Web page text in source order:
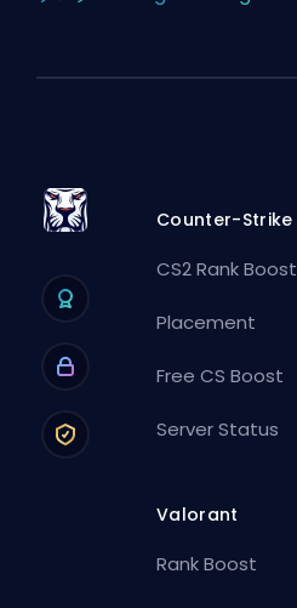
Counter-Strike
CS2 Rank Boost
Placement
Free CS Boost
Server Status
Valorant
Rank Boost